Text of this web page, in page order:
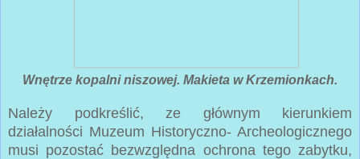
Wnętrze kopalni niszowej. Makieta w Krzemionkach.
Należy podkreślić, ze głównym kierunkiem
działalności Muzeum Historyczno- Archeologicznego
musi pozostać bezwzględna ochrona tego zabytku,